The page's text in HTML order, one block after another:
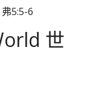
5:5-6
世